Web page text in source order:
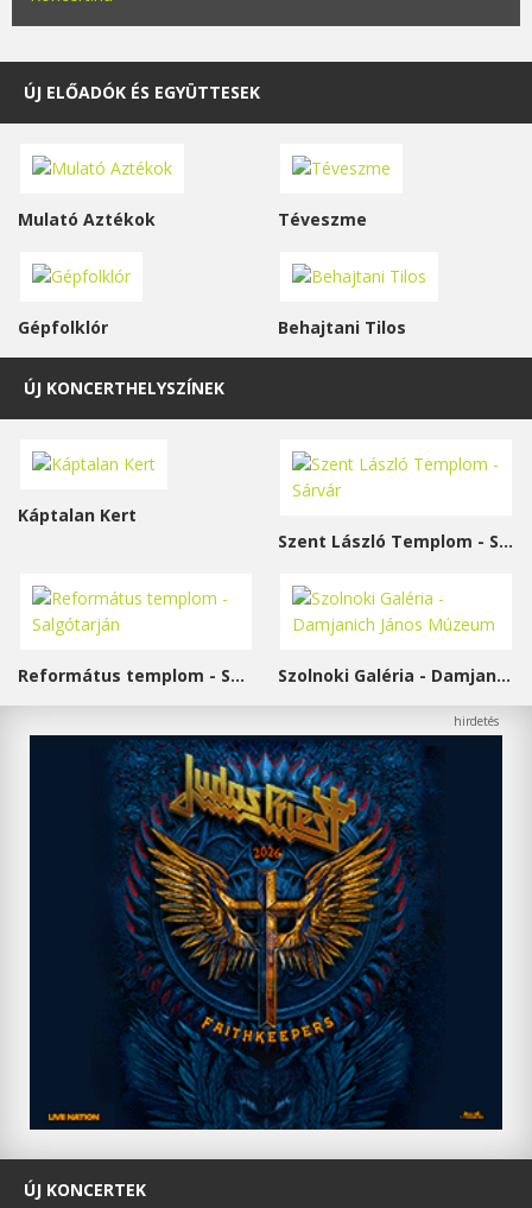
ÚJ ELŐADÓK ÉS EGYÜTTESEK
Mulató Aztékok Téveszme
Gépfolklór Behajtani Tilos
ÚJ KONCERTHELYSZÍNEK
Káptalan Kert
Szent László Templom - Sárvár
Református templom - Salgótarján Szolnoki Galéria - Damjanich János Múzeum
ÚJ KONCERTEK